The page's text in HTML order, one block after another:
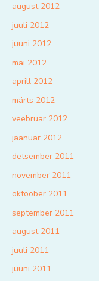
august 2012
juuli 2012
juuni 2012
mai 2012
aprill 2012
märts 2012
veebruar 2012
jaanuar 2012
detsember 2011
november 2011
oktoober 2011
september 2011
august 2011
juuli 2011
juuni 2011